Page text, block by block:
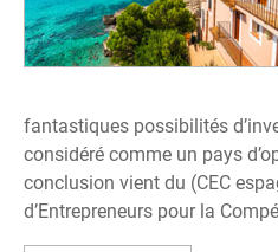
fantastiques possibilités
considéré comme un pays
conclusion vient du (CEC
d’Entrepreneurs pour la